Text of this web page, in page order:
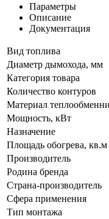
Параметры
Описание
Документация
Вид топлива
Диаметр дымохода, мм
Категория товара
Количество контуров
Материал
Мощность, кВт
Назначение
Площадь обогрева, кв.м
Производитель
Родина бренда
Страна-производитель
Сфера применения
Тип монтажа